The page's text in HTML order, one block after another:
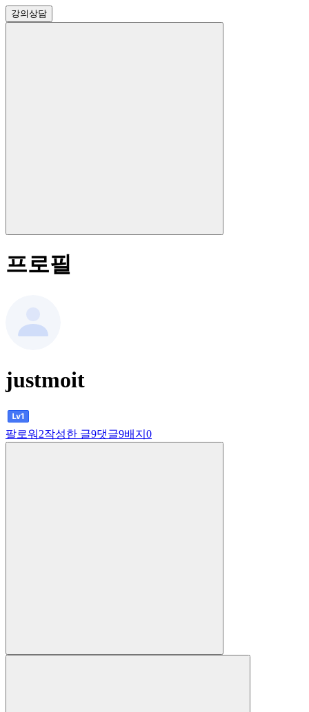
강의상담
프로필
justmoit
팔로워 2작성한 글9댓글9배지 0